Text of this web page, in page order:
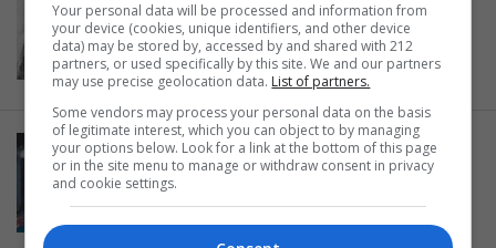
Kuhle Wampe Σε Ποιόν Ανήκει ο
Κόσμος
21.02.2011
ΖΩΓΡΑΦΙΚΗ
Έκθεση ζωγραφικής του
Κυριάκου Κατζουράκη
14.12.2010
Your personal data will be processed and information from
your device (cookies, unique identifiers, and other device
data) may be stored by, accessed by and shared with 212
partners, or used specifically by this site. We and our partners
may use precise geolocation data. List of partners.
Some vendors may process your personal data on the basis
of legitimate interest, which you can object to by managing
your options below. Look for a link at the bottom of this page
or in the site menu to manage or withdraw consent in privacy
and cookie settings.